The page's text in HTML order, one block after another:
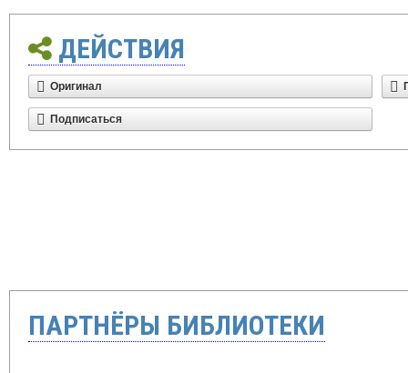
ДЕЙСТВИЯ
Оригинал
Подписаться
ПАРТНЁРЫ БИБЛИОТЕКИ